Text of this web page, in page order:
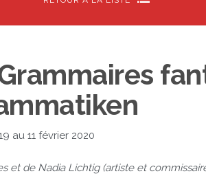
au 11 février 2020
et de Nadia Lichtig (artiste et